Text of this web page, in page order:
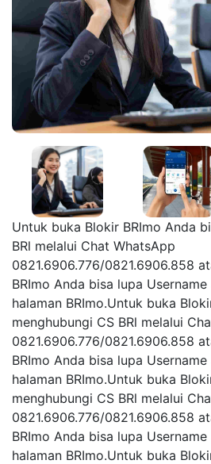
Untuk buka Blokir BRImo Anda
BRl melalui Chat WhatsApp
0821.6906.776/0821.6906.858
BRImo Anda bisa lupa
halaman BRImo.Untuk buka
menghubungi CS BRl melalui
0821.6906.776/0821.6906.858
BRImo Anda bisa lupa
halaman BRImo.Untuk buka
menghubungi CS BRl melalui
0821.6906.776/0821.6906.858
BRImo Anda bisa lupa
halaman BRImo.Untuk buka